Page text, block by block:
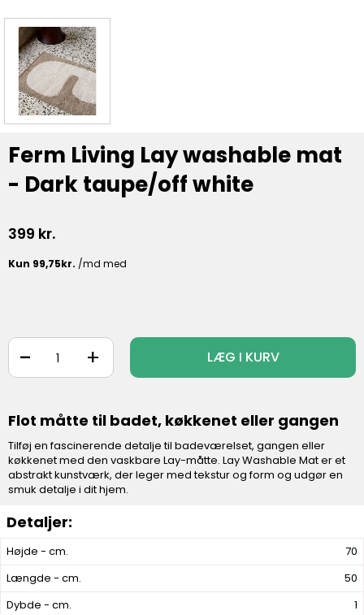
Højde - cm.
70
Længde - cm.
50
Dybde - cm.
1
Ferm Living Lay washable mat
- Dark taupe/off white
399 kr.
+
- LÆG I KURV
Flot måtte til badet, køkkenet eller gangen
Tilføj en fascinerende detalje til badeværelset, gangen eller
køkkenet med den vaskbare Lay-måtte. Lay Washable Mat er et
abstrakt kunstværk, der leger med tekstur og form og udgør en
smuk detalje i dit hjem.